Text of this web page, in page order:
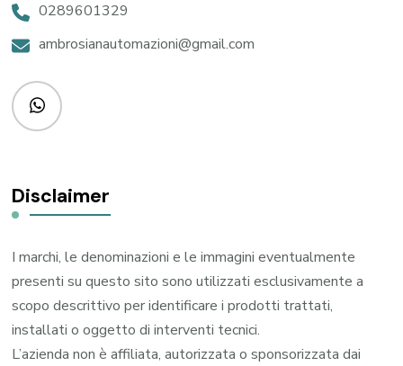
0289601329
ambrosianautomazioni@gmail.com
Disclaimer
I marchi, le denominazioni e le immagini eventualmente
presenti su questo sito sono utilizzati esclusivamente a
scopo descrittivo per identificare i prodotti trattati,
installati o oggetto di interventi tecnici.
L’azienda non è affiliata, autorizzata o sponsorizzata dai